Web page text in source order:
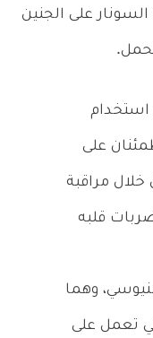
على الجنين
استخدام
على
مراقبة
قلبه
وهما
تعمل على